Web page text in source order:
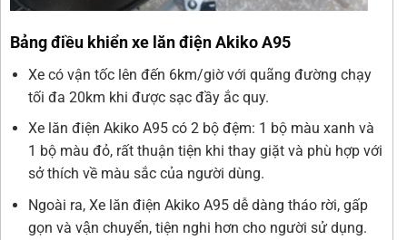
Bảng điều khiển xe lăn điện Akiko A95
Xe có vận tốc lên đến 6km/giờ với quãng đường chạy
tối đa 20km khi được sạc đầy ắc quy.
Xe lăn điện Akiko A95 có 2 bộ đệm: 1 bộ màu xanh và
1 bộ màu đỏ, rất thuận tiện khi thay giặt và phù hợp với
sở thích về màu sắc của người dùng.
Ngoài ra, Xe lăn điện Akiko A95 dễ dàng tháo rời, gấp
gọn và vận chuyển, tiện nghi hơn cho người sử dụng.